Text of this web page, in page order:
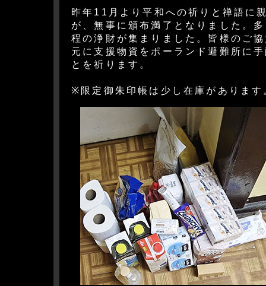
昨年11月より平和への祈りと禅語に
が、無事に頒布満了となりました。
程の浄財が集まりました。皆様のご
元に支援物資をポーランド避難所に
とを祈ります。
※限定御朱印帳は少し在庫がありま